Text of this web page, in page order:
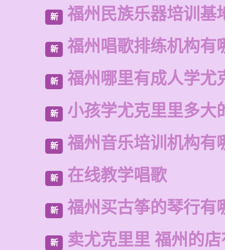
新 福州民族乐器培训基
新 福州唱歌排练机构有
新 福州哪里有成人学尤
新 小孩学尤克里里多大
新 福州音乐培训机构有
新 在线教学唱歌
新 福州买古筝的琴行有
新 卖尤克里里 福州的